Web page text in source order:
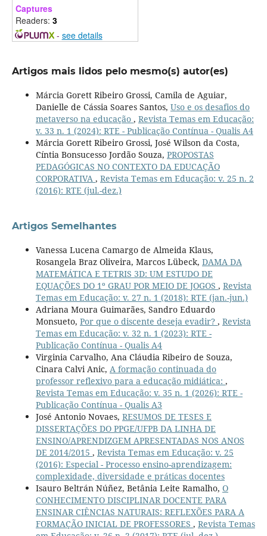
Captures
Readers: 3
- see details
Artigos mais lidos pelo mesmo(s) autor(es)
Márcia Gorett Ribeiro Grossi, Camila de Aguiar,
Danielle de Cássia Soares Santos, Uso e os desafios do
metaverso na educação , Revista Temas em Educação:
v. 33 n. 1 (2024): RTE - Publicação Contínua - Qualis A4
Márcia Gorett Ribeiro Grossi, José Wilson da Costa,
Cíntia Bonsucesso Jordão Souza, PROPOSTAS
PEDAGÓGICAS NO CONTEXTO DA EDUCAÇÃO
CORPORATIVA , Revista Temas em Educação: v. 25 n. 2
(2016): RTE (jul.-dez.)
Artigos Semelhantes
Vanessa Lucena Camargo de Almeida Klaus,
Rosangela Braz Oliveira, Marcos Lübeck, DAMA DA
MATEMÁTICA E TETRIS 3D: UM ESTUDO DE
EQUAÇÕES DO 1º GRAU POR MEIO DE JOGOS , Revista
Temas em Educação: v. 27 n. 1 (2018): RTE (jan.-jun.)
Adriana Moura Guimarães, Sandro Eduardo
Monsueto, Por que o discente deseja evadir? , Revista
Temas em Educação: v. 32 n. 1 (2023): RTE -
Publicação Contínua - Qualis A4
Virginia Carvalho, Ana Cláudia Ribeiro de Souza,
Cinara Calvi Anic, A formação continuada do
professor reflexivo para a educação midiática: ,
Revista Temas em Educação: v. 35 n. 1 (2026): RTE -
Publicação Contínua - Qualis A3
José Antonio Novaes, RESUMOS DE TESES E
DISSERTAÇÕES DO PPGE/UFPB DA LINHA DE
ENSINO/APRENDIZGEM APRESENTADAS NOS ANOS
DE 2014/2015 , Revista Temas em Educação: v. 25
(2016): Especial - Processo ensino-aprendizagem:
complexidade, diversidade e práticas docentes
Isauro Beltrán Núñez, Betânia Leite Ramalho, O
CONHECIMENTO DISCIPLINAR DOCENTE PARA
ENSINAR CIÊNCIAS NATURAIS: REFLEXÕES PARA A
FORMAÇÃO INICIAL DE PROFESSORES , Revista Temas